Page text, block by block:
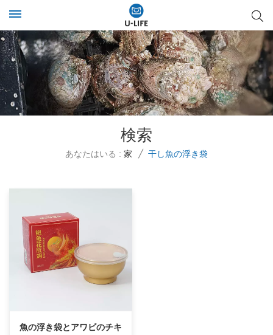
検索
あなたはいる : 家 / 干し魚の浮き袋
魚の浮き袋とアワビのチキ